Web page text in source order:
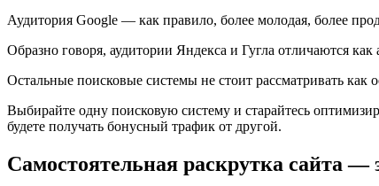
Аудитория Google — как правило, более молодая, более
Образно говоря, аудитории Яндекса и Гугла отличаются
Остальные поисковые системы не стоит рассматривать
Выбирайте одну поисковую систему и старайтесь
будете получать бонусный трафик от другой.
Самостоятельная раскрутка сайта —